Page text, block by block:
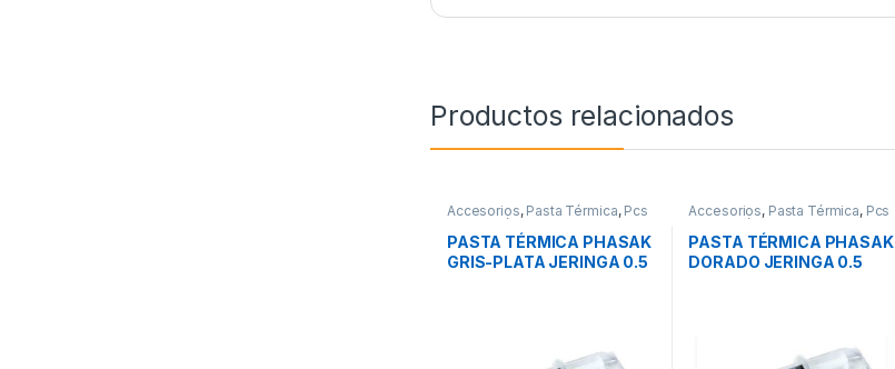
Productos relacionados
Accesorios, Pasta Térmica, Pcs
Integración
PASTA TÉRMICA PHASAK
GRIS-PLATA JERINGA 0.5
Accesorios, Pasta Térmica, Pcs
Integración
PASTA TÉRMICA PHASAK
DORADO JERINGA 0.5